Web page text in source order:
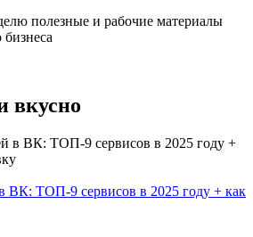
полезные и рабочие материалы
вкусно
ВК: ТОП-9 сервисов в 2025 году + как